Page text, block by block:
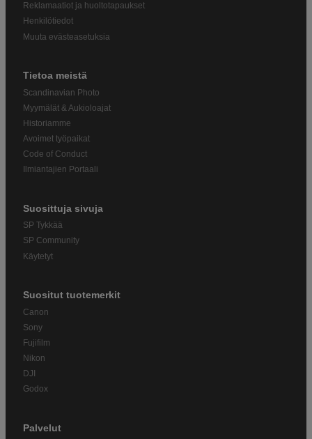
Reklamaatiot ja huoltotapaukset
Henkilötiedot
Muuta evästeasetuksia
Tietoa meistä
Scandinavian Photo
Myymälät & Aukioloajat
Historiamme
Avoimet työpaikat
Code of Conduct
Ilmiantajien Portaali
Suosittuja sivuja
SP Tykkää
SP Community
Käytetyt
Suositut tuotemerkit
Canon
Sony
Fujifilm
Nikon
DJI
Godox
Palvelut